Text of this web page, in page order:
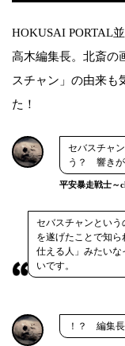
HOKUSAI PORTAL
高木編集長。北斎の
スチャン」の由来
た！
セバスチャ
う？ 響きが
平安暴走戦士～
セバスチャンとい
を遂げたことで知
仕える人」みたい
いです。
！？ 編集